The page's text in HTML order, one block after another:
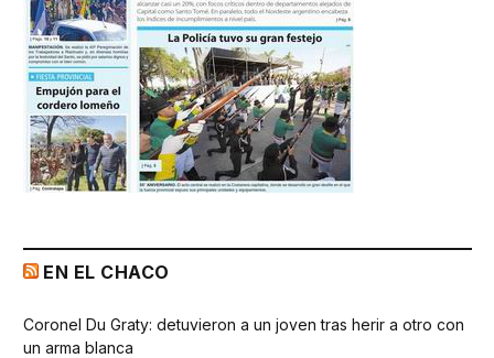
EN EL CHACO
Coronel Du Graty: detuvieron a un joven tras herir a otro con
un arma blanca